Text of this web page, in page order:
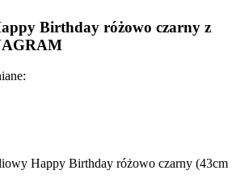
Birthday różowo czarny z
Happy Birthday różowo czarny (43cm